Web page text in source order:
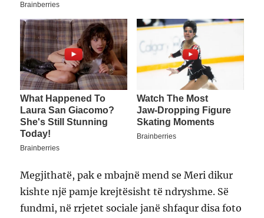
Megjithatë, pak e mbajnë mend se Meri dikur
kishte një pamje krejtësisht të ndryshme. Së
fundmi, në rrjetet sociale janë shfaqur disa foto